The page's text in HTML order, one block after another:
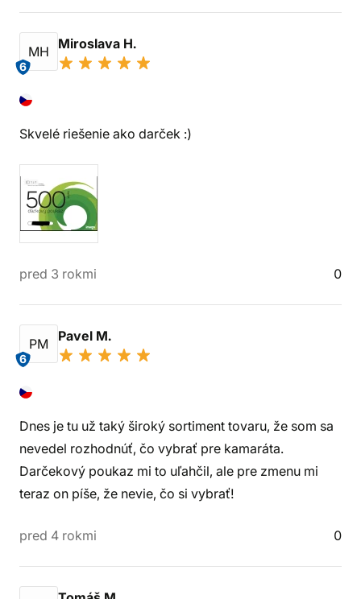
MH
6
Miroslava H.
Skvelé riešenie ako darček :)
pred 3 rokmi 0
PM
6
Pavel M.
Dnes je tu už taký široký sortiment tovaru, že som sa
nevedel rozhodnúť, čo vybrať pre kamaráta.
Darčekový poukaz mi to uľahčil, ale pre zmenu mi
teraz on píše, že nevie, čo si vybrať!
pred 4 rokmi 0